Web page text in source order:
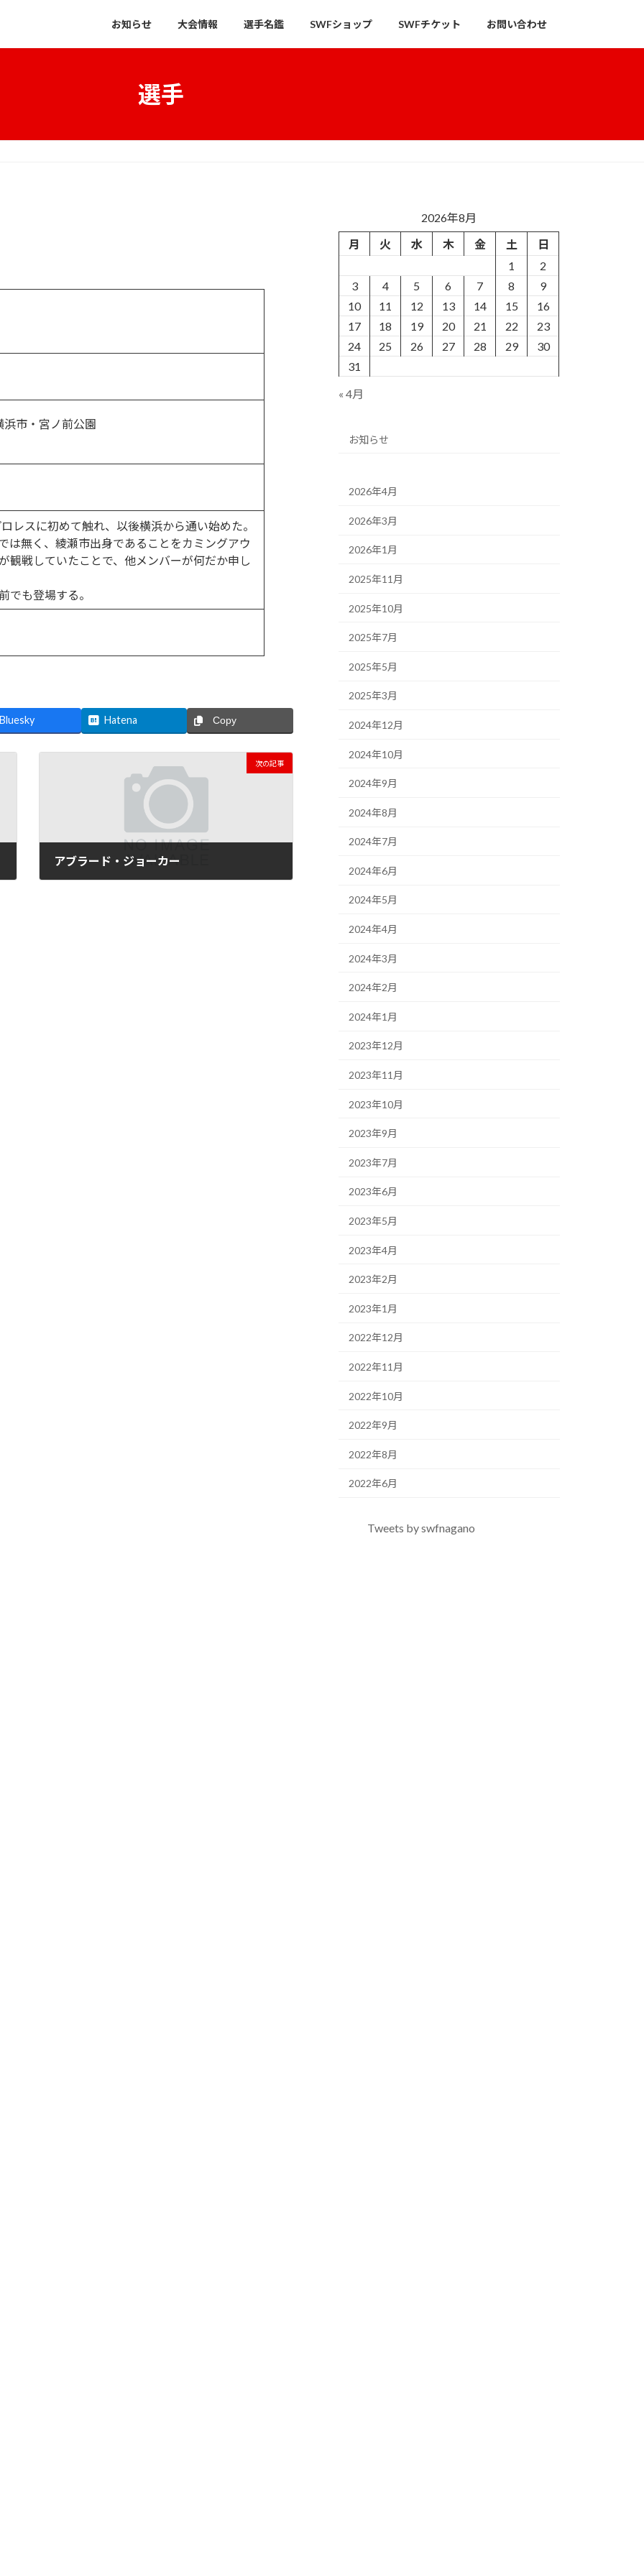
お知らせ 大会情報 選手名鑑 SWFショップ SWFチケット お問い合わせ
選手
市・宮ノ前公園
レスに初めて触れ、以後横浜から通い始めた。
は無く、綾瀬市出身であることをカミングアウ
観戦していたことで、他メンバーが何だか申し
でも登場する。
Bluesky Hatena Copy
次の記事
アブラード・ジョーカー
2026年8月
月
火 水 木 金 土
日
1
2
3
4 5 6 7 8
9
10
11 12 13 14 15
16
17
18 19 20 21 22
23
24
25 26 27 28 29
30
31
« 4月
お知らせ
2026年4月
2026年3月
2026年1月
2025年11月
2025年10月
2025年7月
2025年5月
2025年3月
2024年12月
2024年10月
2024年9月
2024年8月
2024年7月
2024年6月
2024年5月
2024年4月
2024年3月
2024年2月
2024年1月
2023年12月
2023年11月
2023年10月
2023年9月
2023年7月
2023年6月
2023年5月
2023年4月
2023年2月
2023年1月
2022年12月
2022年11月
2022年10月
2022年9月
2022年8月
2022年6月
Tweets by swfnagano